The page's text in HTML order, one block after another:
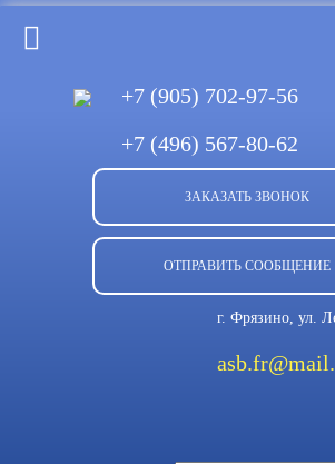
+7 (905) 702-97-56
+7 (496) 567-80-62
ЗАКАЗАТЬ ЗВОНОК
ОТПРАВИТЬ СООБЩЕНИЕ
г. Фрязино, ул.